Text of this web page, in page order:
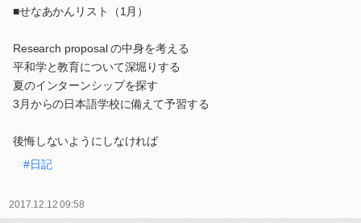
■せなあかんリスト（1月）
Research proposal の中身を考える
平和学と教育について深堀りする
夏のインターンシップを探す
3月からの日本語学校に備えて予習する
後悔しないようにしなければ
#日記
2017.12.12 09:58